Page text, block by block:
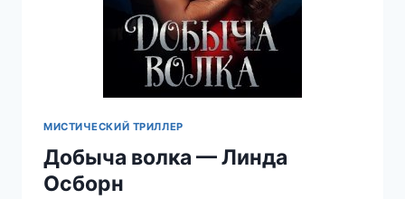
МИСТИЧЕСКИЙ ТРИЛЛЕР
Добыча волка — Линда
Осборн